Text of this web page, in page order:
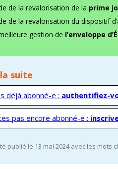
de la revalorisation de la prime
de la revalorisation du dispositif
gestion de l’enveloppe
suite
déjà abonné-e : authentifiez-
pas encore abonné-e :
publié le 13 mai 2024 avec les mots